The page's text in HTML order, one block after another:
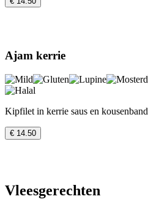
Ajam kerrie
Kipfilet in kerrie saus en kousenband
€ 14.50
Vleesgerechten